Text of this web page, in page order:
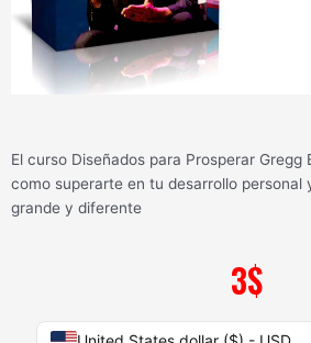
El curso Diseñados para Prosperar Gregg
como superarte en tu desarrollo personal
grande y diferente
3$
Diseñados